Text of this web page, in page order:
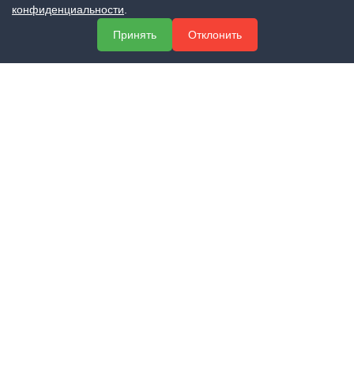
конфиденциальности
Принять
Отклонить